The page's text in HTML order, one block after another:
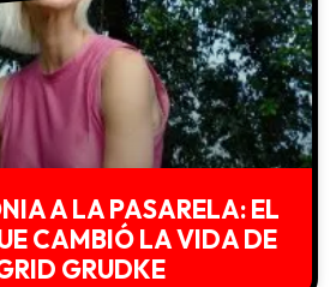
A LA PASARELA: EL
CAMBIÓ LA VIDA DE
GRUDKE